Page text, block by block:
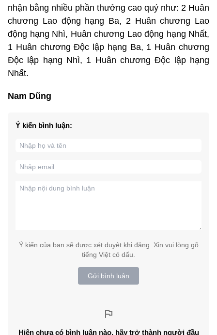
nhận bằng nhiều phần thưởng cao quý như: 2 Huân
chương Lao động hạng Ba, 2 Huân chương Lao
động hạng Nhì, Huân chương Lao động hạng Nhất,
1 Huân chương Độc lập hạng Ba, 1 Huân chương
Độc lập hạng Nhì, 1 Huân chương Độc lập hạng
Nhất.
Nam Dũng
Ý kiến bình luận:
Ý kiến của bạn sẽ được xét duyệt khi đăng. Xin vui lòng gõ
tiếng Việt có dấu.
Gửi bình luận
Hiện chưa có bình luận nào, hãy trở thành người đầu